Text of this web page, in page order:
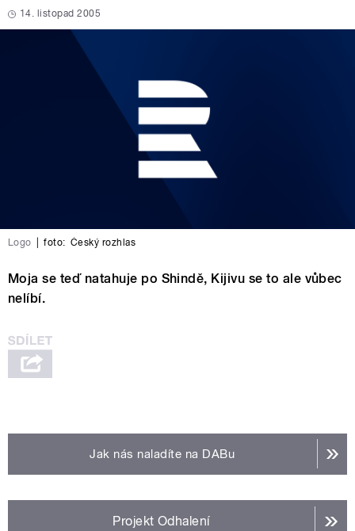
14. listopad 2005
Logo foto: Český rozhlas
Moja se teď natahuje po Shindě, Kijivu se to ale vůbec
nelíbí.
Jak nás naladíte na DABu
Projekt Odhalení